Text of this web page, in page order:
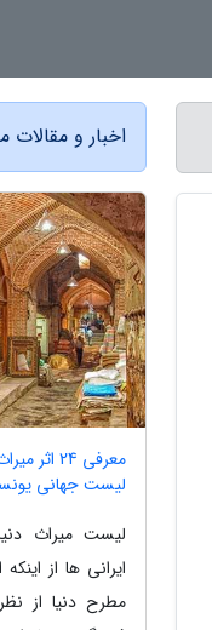
اخبار و مقالات
معرفی 24
لیست جهانی
لیست میراث
ایرانی ها از
مطرح دنیا از